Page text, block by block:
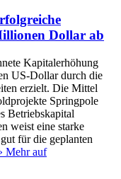
Dollar ab
Kapitalerhöhung
US-Dollar durch die
erzielt. Die Mittel
Springpole
Betriebskapital
weist eine starke
für die geplanten
Mehr auf